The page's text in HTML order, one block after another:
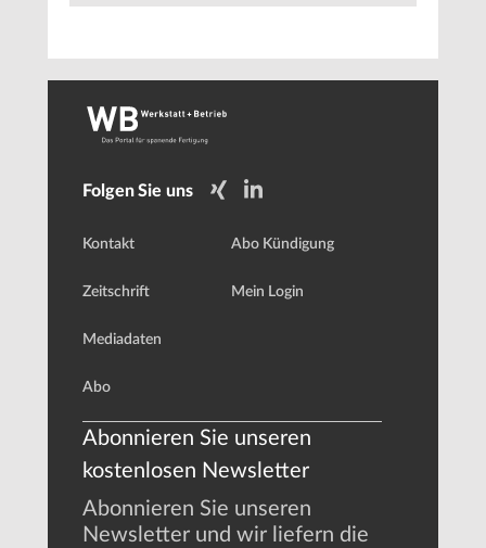
Folgen Sie uns
Kontakt
Zeitschrift
Mediadaten
Abo
Abo Kündigung
Mein Login
Abonnieren Sie unseren
kostenlosen Newsletter
Abonnieren Sie unseren
Newsletter und wir liefern die